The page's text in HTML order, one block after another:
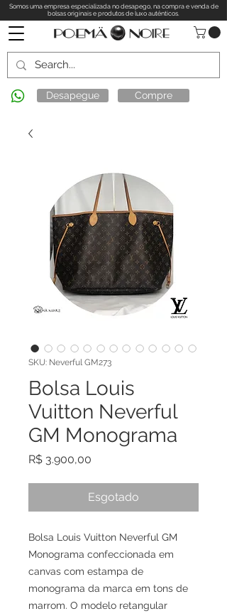
Somos uma empresa especializada no desapego, na compra e venda de
bolsas originais e produtos de luxo autênticos.
Desapegue Compre
SKU: Neverful GM273
Bolsa Louis
Vuitton Neverful
GM Monograma
R$ 3.900,00
Esgotado
Bolsa Louis Vuitton Neverful GM
Monograma confeccionada em
canvas com estampa de
monograma da marca em tons de
marrom. O modelo retangular